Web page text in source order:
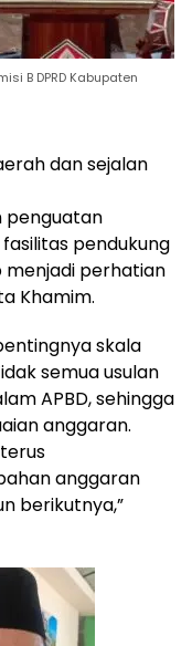
B DPRD Kabupaten
dan sejalan
penguatan
pendukung
perhatian
Khamim.
skala
semua usulan
APBD, sehingga
anggaran.
anggaran
berikutnya,”